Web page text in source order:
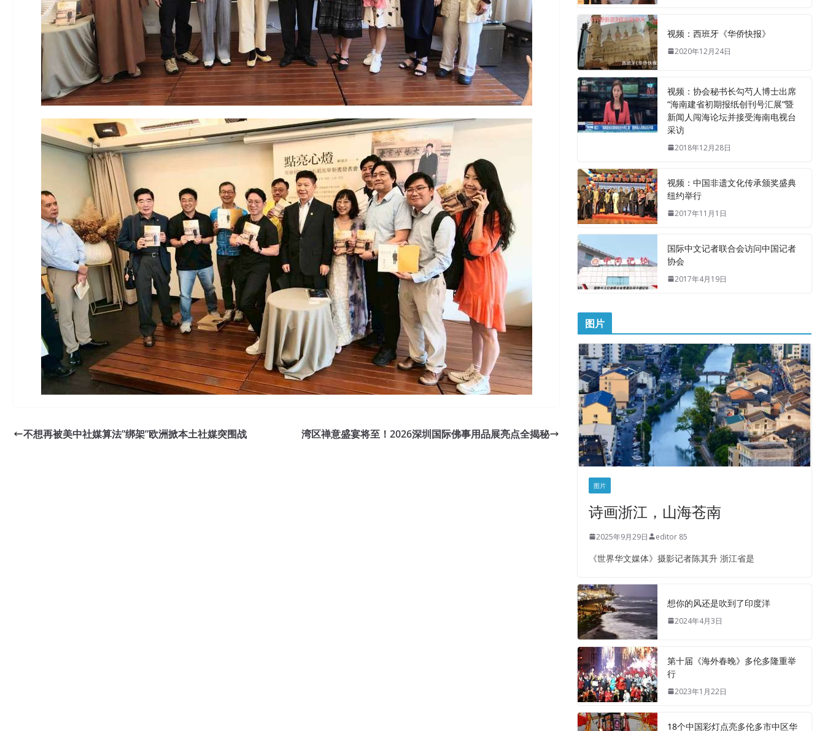
不想再被美中社媒算法”绑架”欧洲掀本土社媒突围战 湾区禅意盛宴将至！2026深圳国际佛事用品展亮点全揭秘
视频：西班牙《华侨快报》
2020年12月24日
视频：协会秘书长勾芍人博士出席
“海南建省初期报纸创刊号汇展”暨
新闻人闯海论坛并接受海南电视台
采访
2018年12月28日
视频：中国非遗文化传承颁奖盛典
纽约举行
2017年11月1日
国际中文记者联合会访问中国记者
协会
2017年4月19日
图片
图片
诗画浙江，山海苍南
2025年9月29日 editor 85
《世界华文媒体》摄影记者陈其升 浙江省是
想你的风还是吹到了印度洋
2024年4月3日
第十届《海外春晚》多伦多隆重举
行
2023年1月22日
18个中国彩灯点亮多伦多市中区华